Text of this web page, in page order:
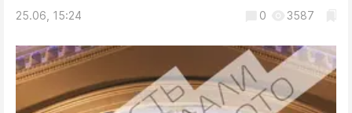
25.06, 15:24 0 3587